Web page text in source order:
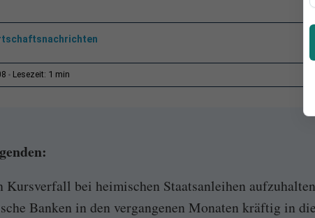
Lesezeit: 1 min
Kursverfall bei heimischen Staatsanleihen
Banken in den vergangenen Monaten kräftig in